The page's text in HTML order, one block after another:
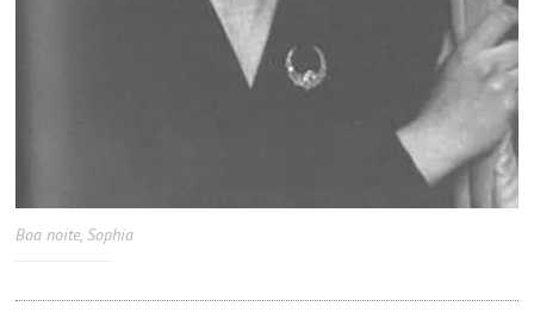
Boa noite, Sophia